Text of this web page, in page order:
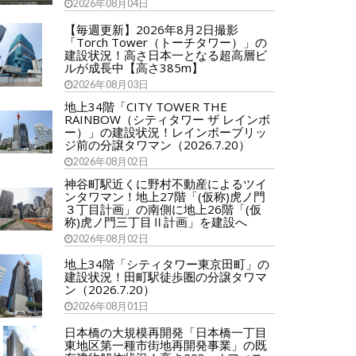
2026年08月04日
【毎週更新】2026年8月2日撮影
「Torch Tower（トーチタワー）」の
建設状況！高さ日本一となる超高層ビ
ルが成長中【高さ385m】
2026年08月03日
地上34階「CITY TOWER THE
RAINBOW（シティタワー ザ レインボ
ー）」の建設状況！レインボーブリッ
ジ前の分譲タワマン（2026.7.20）
2026年08月02日
神谷町駅近くに野村不動産によるツイ
ンタワマン！地上27階「(仮称)虎ノ門
３丁目計画」の南側に地上26階「(仮
称)虎ノ門三丁目Ⅱ計画」を建設へ
2026年08月02日
地上34階「シティタワー東京田町」の
建設状況！田町駅徒歩圏の分譲タワマ
ン（2026.7.20）
2026年08月01日
日本橋の大規模再開発「日本橋一丁目
東地区第一種市街地再開発事業」の既